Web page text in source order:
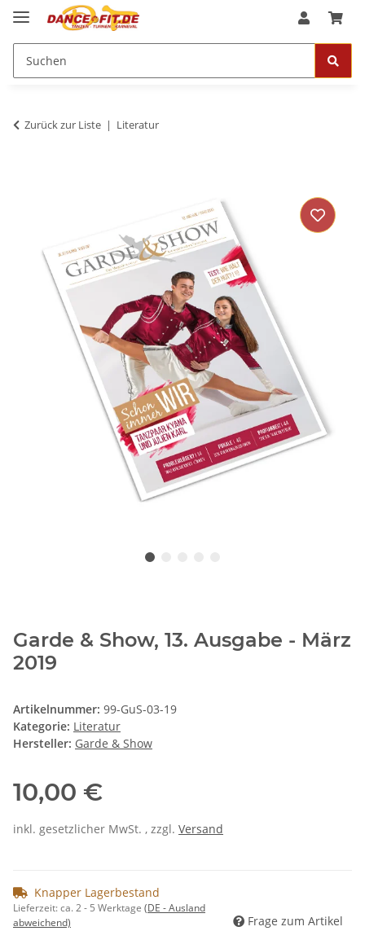
Zurück zur Liste Literatur
Garde & Show, 13. Ausgabe - März
2019
Artikelnummer: 99-GuS-03-19
Kategorie: Literatur
Hersteller: Garde & Show
10,00 €
inkl. gesetzlicher MwSt. , zzgl. Versand
Knapper Lagerbestand
Lieferzeit:ca. 2 - 5 Werktage (DE - Ausland
abweichend)
Frage zum Artikel